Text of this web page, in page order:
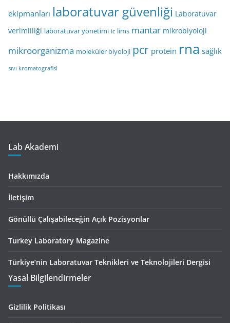
ekipmanları laboratuvar güvenliği Laboratuvar
verimliliği laboratuvar yönetimi lc lims mantar mikrobiyoloji
mikroorganizma moleküler biyoloji pcr protein rna sağlık
sıvı kromatografisi
Lab Akademi
Hakkımızda
İletişim
Gönüllü Çalışabileceğin Açık Pozisyonlar
Turkey Laboratory Magazine
Türkiye’nin Laboratuvar Teknikleri ve Teknolojileri Dergisi
Yasal Bilgilendirmeler
Gizlilik Politikası